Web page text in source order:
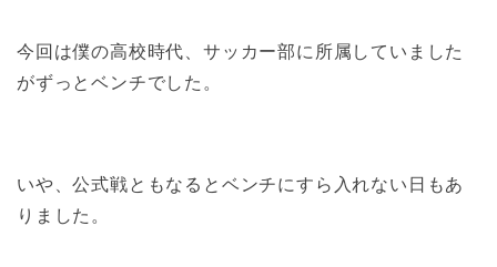
今回は僕の高校時代、サッカー部に所属していました
がずっとベンチでした。
いや、公式戦ともなるとベンチにすら入れない日もあ
りました。